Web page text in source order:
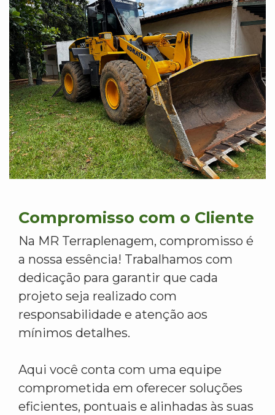
Compromisso com o Cliente
Na MR Terraplenagem, compromisso é
a nossa essência! Trabalhamos com
dedicação para garantir que cada
projeto seja realizado com
responsabilidade e atenção aos
mínimos detalhes.
Aqui você conta com uma equipe
comprometida em oferecer soluções
eficientes, pontuais e alinhadas às suas